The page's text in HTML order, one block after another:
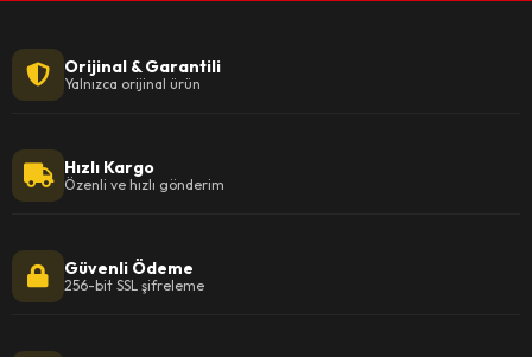
Orijinal & Garantili
Yalnızca orijinal ürün
Hızlı Kargo
Özenli ve hızlı gönderim
Güvenli Ödeme
256-bit SSL şifreleme